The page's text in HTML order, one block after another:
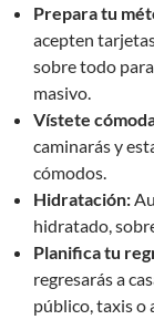
Prepara tu
acepten
sobre todo
masivo.
Vístete
caminarás y
cómodos.
Hidratación:
hidratado,
Planifica tu
regresarás a
público, taxis o